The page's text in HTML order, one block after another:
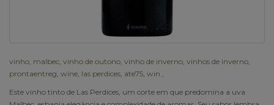
vinho malbec vinho de outono vinho de inverno vinhos de inverno
prontaentreg wine las perdices ate75 win.
Este vinho tinto de Las Perdices, um corte em que predomina a uva